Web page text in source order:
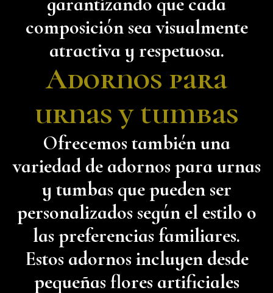
composición sea visualmente
atractiva y respetuosa.
Adornos para
urnas y tumbas
Ofrecemos también una
variedad de adornos para urnas
y tumbas que pueden ser
personalizados según el estilo o
las preferencias familiares.
Estos adornos incluyen desde
pequeñas flores artificiales